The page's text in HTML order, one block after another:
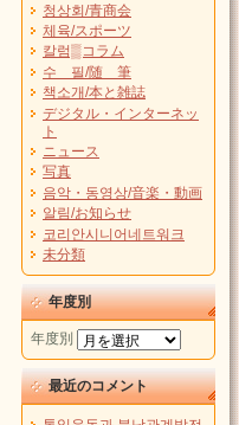
청상회/青商会
체육/スポーツ
칼럼▒コラム
수 필/随 筆
책소개/本と雑誌
デジタル・インターネッ
ト
ニュース
写真
음악・동영상/音楽・動画
알림/お知らせ
코리안시니어네트워크
未分類
年度別
年度別
最近のコメント